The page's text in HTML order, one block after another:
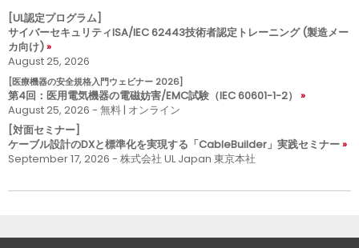
[UL認定プログラム]
サイバーセキュリティISA/IEC 62443技術者認定トレーニング (製造メー
カ向け)
August 25, 2026
[医療機器の安全規格入門ウェビナー 2026]
第4回：医用電気機器の電磁妨害/EMC試験（IEC 60601-1-2）
August 25, 2026 - 無料 | オンライン
[対面セミナー]
ケーブル設計のDXと標準化を実現する「CableBuilder」実践セミナー
September 17, 2026 - 株式会社 UL Japan 東京本社